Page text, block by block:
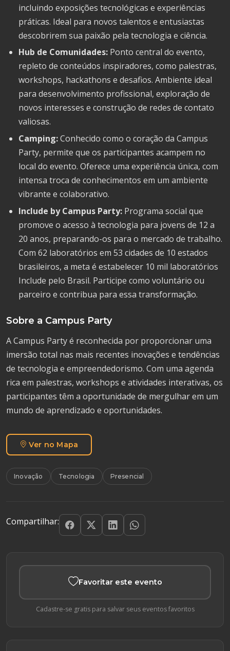
incluindo exposições tecnológicas e experiências
práticas. Ideal para novos talentos e entusiastas
descobrirem sua paixão pela tecnologia e ciência.
Hub de Comunidades: Ponto central do evento,
repleto de conteúdos inspiradores, como palestras,
workshops, hackathons e desafios. Ambiente ideal
para desenvolvimento profissional, exploração de
novos interesses e construção de redes de contato
valiosas.
Camping:Conhecido como o coração da Campus
Party, permite que os participantes acampem no
local do evento. Oferece uma experiência única, com
intensa troca de conhecimentos em um ambiente
vibrante e colaborativo.
Include by Campus Party: Programa social que
promove o acesso à tecnologia para jovens de 12 a
20 anos, preparando-os para o mercado de trabalho.
Com 62 laboratórios em 53 cidades de 10 estados
brasileiros, a meta é estabelecer 10 mil laboratórios
Include pelo Brasil. Participe como voluntário ou
parceiro e contribua para essa transformação.
Sobre a Campus Party
A Campus Party é reconhecida por proporcionar uma
imersão total nas mais recentes inovações e tendências
de tecnologia e empreendedorismo. Com uma agenda
rica em palestras, workshops e atividades interativas, os
participantes têm a oportunidade de mergulhar em um
mundo de aprendizado e oportunidades.
Ver no Mapa
Inovação Tecnologia Presencial
Compartilhar:
Favoritar este evento
Cadastre-se gratis para salvar seus eventos favoritos